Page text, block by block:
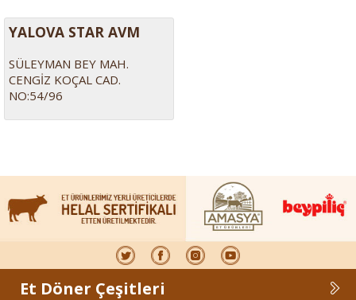
YALOVA STAR AVM
SÜLEYMAN BEY MAH.
CENGİZ KOÇAL CAD.
NO:54/96
Et Döner Çeşitleri